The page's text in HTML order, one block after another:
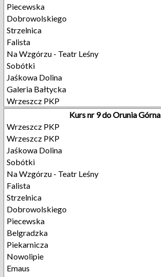
Piecewska
Dobrowolskiego
Strzelnica
Falista
Na Wzgórzu - Teatr Leśny
Sobótki
Jaśkowa Dolina
Galeria Bałtycka
Wrzeszcz PKP
Kurs nr 9 do Orunia Górna
Wrzeszcz PKP
Wrzeszcz PKP
Jaśkowa Dolina
Sobótki
Na Wzgórzu - Teatr Leśny
Falista
Strzelnica
Dobrowolskiego
Piecewska
Belgradzka
Piekarnicza
Nowolipie
Emaus